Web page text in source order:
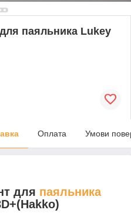
паяльника Lukey
Оплата Умови
для паяльника